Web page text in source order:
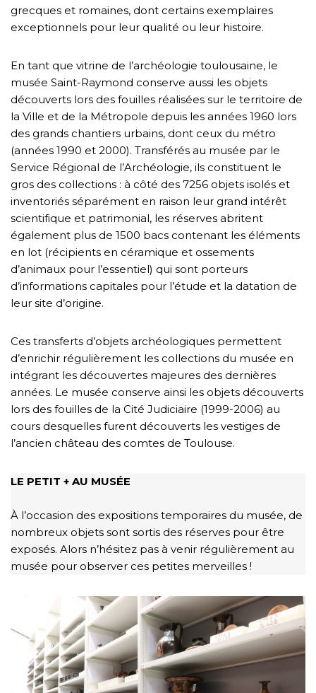
grecques et romaines, dont certains exemplaires
exceptionnels pour leur qualité ou leur histoire.
En tant que vitrine de l’archéologie toulousaine, le
musée Saint-Raymond conserve aussi les objets
découverts lors des fouilles réalisées sur le territoire de
la Ville et de la Métropole depuis les années 1960 lors
des grands chantiers urbains, dont ceux du métro
(années 1990 et 2000). Transférés au musée par le
Service Régional de l’Archéologie, ils constituent le
gros des collections : à côté des 7256 objets isolés et
inventoriés séparément en raison leur grand intérêt
scientifique et patrimonial, les réserves abritent
également plus de 1500 bacs contenant les éléments
en lot (récipients en céramique et ossements
d’animaux pour l’essentiel) qui sont porteurs
d’informations capitales pour l’étude et la datation de
leur site d’origine.
Ces transferts d’objets archéologiques permettent
d’enrichir régulièrement les collections du musée en
intégrant les découvertes majeures des dernières
années. Le musée conserve ainsi les objets découverts
lors des fouilles de la Cité Judiciaire (1999-2006) au
cours desquelles furent découverts les vestiges de
l’ancien château des comtes de Toulouse.
LE PETIT + AU MUSÉE
À l’occasion des expositions temporaires du musée, de
nombreux objets sont sortis des réserves pour être
exposés. Alors n’hésitez pas à venir régulièrement au
musée pour observer ces petites merveilles !